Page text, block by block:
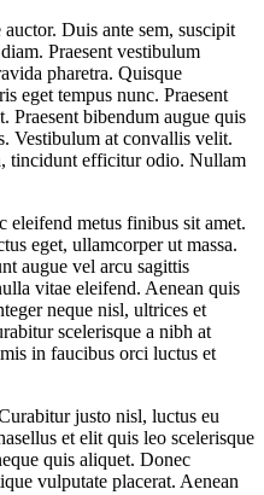
Duis ante sem, suscipit
Praesent vestibulum
pharetra. Quisque
eget tempus nunc. Praesent
Praesent bibendum augue quis
Vestibulum at convallis velit.
tincidunt efficitur odio. Nullam
eleifend metus finibus sit amet.
eget, ullamcorper ut massa.
augue vel arcu sagittis
vitae eleifend. Aenean quis
neque nisl, ultrices et
scelerisque a nibh at
in faucibus orci luctus et
justo nisl, luctus eu
et elit quis leo scelerisque
quis aliquet. Donec
vulputate placerat. Aenean